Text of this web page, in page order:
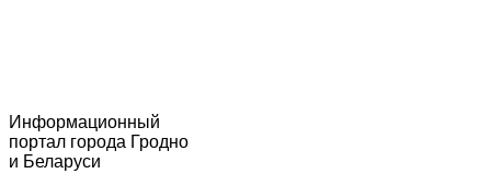
Информационный
портал города Гродно
и Беларуси